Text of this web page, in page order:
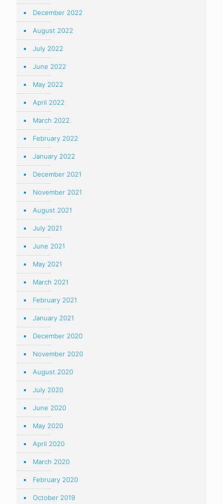
December 2022
August 2022
July 2022
June 2022
May 2022
April 2022
March 2022
February 2022
January 2022
December 2021
November 2021
August 2021
July 2021
June 2021
May 2021
March 2021
February 2021
January 2021
December 2020
November 2020
August 2020
July 2020
June 2020
May 2020
April 2020
March 2020
February 2020
October 2019